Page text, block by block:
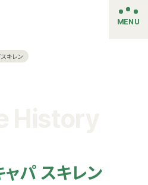
MENU
キレン
ャパ スキレン